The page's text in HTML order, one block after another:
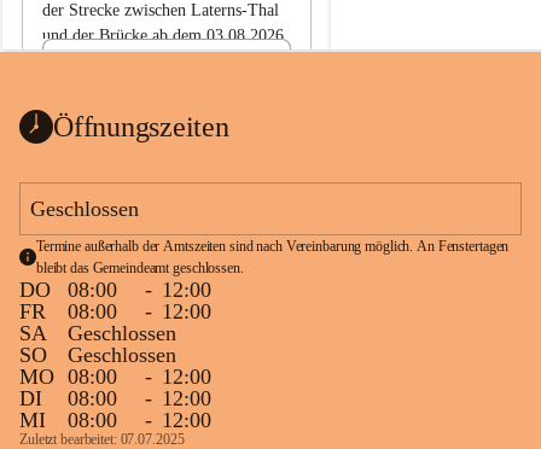
der Strecke zwischen Laterns-Thal
und der Brücke ab dem 03.08.2026
ht
1 Seite•0,1 MB
Öffnungszeiten
Geschlossen
Termine außerhalb der Amtszeiten sind nach Vereinbarung möglich. An Fenstertagen
bleibt das Gemeindeamt geschlossen.
DO 08:00 - 12:00
FR
08:00 - 12:00
SA
Geschlossen
SO
Geschlossen
MO 08:00 - 12:00
DI
08:00 - 12:00
MI
08:00 - 12:00
Zuletzt bearbeitet: 07.07.2025